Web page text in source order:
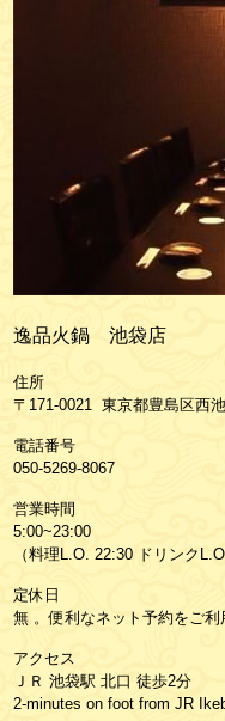
逸品火鍋 池袋店
住所
〒171-0021 東京都豊島区西
電話番号
050-5269-8067
営業時間
5:00~23:00
（料理L.O. 22:30 ドリンク
定休日
無 。便利なネット予約をご利
アクセス
ＪＲ 池袋駅 北口 徒歩2分
2-minutes on foot from JR